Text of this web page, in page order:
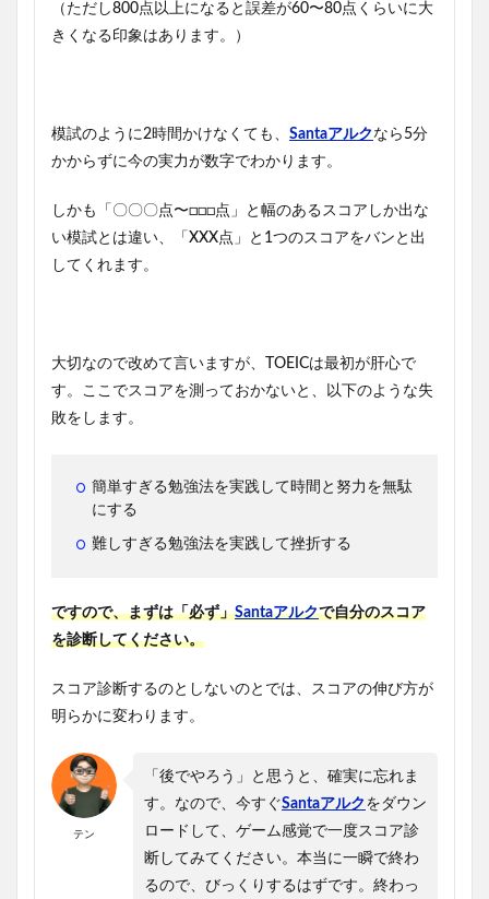
（ただし800点以上になると誤差が60〜80点くらいに大
きくなる印象はあります。）
模試のように2時間かけなくても、 Santaアルク なら5分
かからずに今の実力が数字でわかります。
しかも「〇〇〇点〜□□□点」と幅のあるスコアしか出な
い模試とは違い、「XXX点」と1つのスコアをバンと出
してくれます。
大切なので改めて言いますが、TOEICは最初が肝心で
す。ここでスコアを測っておかないと、以下のような失
敗をします。
簡単すぎる勉強法を実践して時間と努力を無駄
にする
難しすぎる勉強法を実践して挫折する
ですので、まずは「必ず」Santaアルクで自分のスコア
を診断してください。
スコア診断するのとしないのとでは、スコアの伸び方が
明らかに変わります。
テン
「後でやろう」と思うと、確実に忘れま
す。なので、今すぐSantaアルク をダウン
ロードして、ゲーム感覚で一度スコア診
断してみてください。本当に一瞬で終わ
るので、びっくりするはずです。終わっ